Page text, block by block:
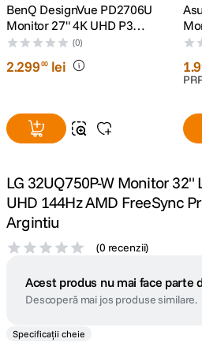
9. insta 360
10 . godox
BenQ DesignVue PD2706U
Monitor 27" 4K UHD P3
DisplayHDR 400 USB-C
(0)
2.29900 lei 1.
LG 32UQ750P-W Monitor 32"
UHD 144Hz AMD FreeSync
Argintiu
(0 recenzii)
Acest produs nu mai face parte
Descoperă mai jos produse similare.
Specificații cheie